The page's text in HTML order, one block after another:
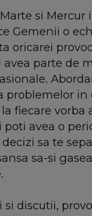
si Mercur
Gemenii o
oricarei
parte de
problemelor in
fiecare vorba
avea o
sa te
sa-si
si discutii,